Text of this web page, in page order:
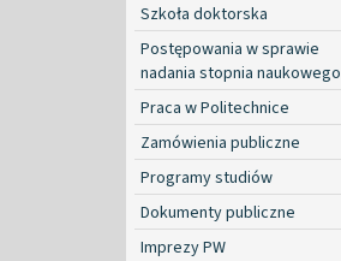
Szkoła doktorska
Postępowania w sprawie
nadania stopnia naukowego
Praca w Politechnice
Zamówienia publiczne
Programy studiów
Dokumenty publiczne
Imprezy PW